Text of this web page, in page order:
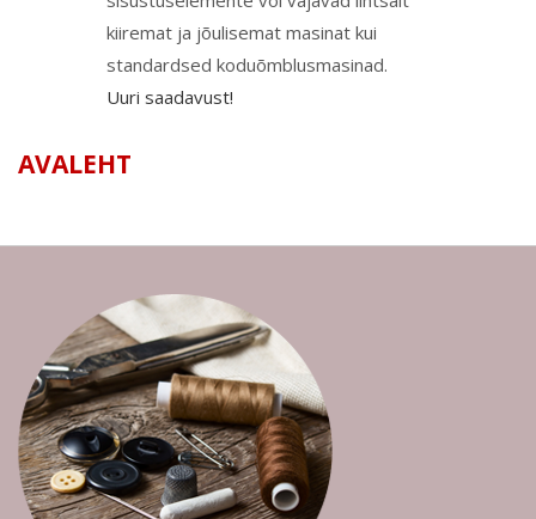
kiiremat ja jõulisemat masinat kui
standardsed koduõmblusmasinad.
Uuri saadavust!
AVALEHT